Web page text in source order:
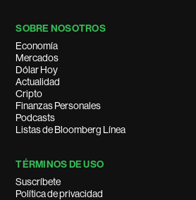
SOBRE NOSOTROS
Economía
Mercados
Dólar Hoy
Actualidad
Cripto
Finanzas Personales
Podcasts
Listas de Bloomberg Línea
TÉRMINOS DE USO
Suscríbete
Política de privacidad